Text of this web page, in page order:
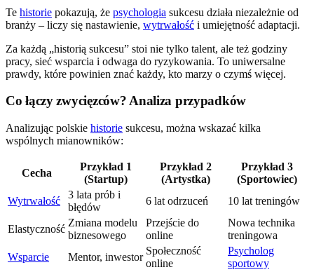
Te historie pokazują, że psychologia sukcesu działa niezależnie od
branży – liczy się nastawienie, wytrwałość i umiejętność adaptacji.
Za każdą „historią sukcesu” stoi nie tylko talent, ale też godziny
pracy, sieć wsparcia i odwaga do ryzykowania. To uniwersalne
prawdy, które powinien znać każdy, kto marzy o czymś więcej.
Co łączy zwycięzców? Analiza przypadków
Analizując polskie historie sukcesu, można wskazać kilka
wspólnych mianowników:
Cecha
Przykład 1
(Startup)
Przykład 2
(Artystka)
Przykład 3
(Sportowiec)
Wytrwałość
3 lata prób i
błędów
6 lat odrzuceń 10 lat treningów
Elastyczność
Zmiana modelu
biznesowego
Przejście do
online
Nowa technika
treningowa
Wsparcie
Mentor, inwestor
Społeczność
online
Psycholog
sportowy